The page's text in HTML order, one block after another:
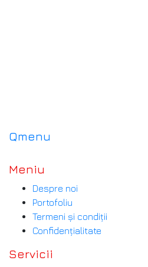
Qmenu
Meniu
Despre noi
Portofoliu
Termeni și condiții
Confidențialitate
Servicii